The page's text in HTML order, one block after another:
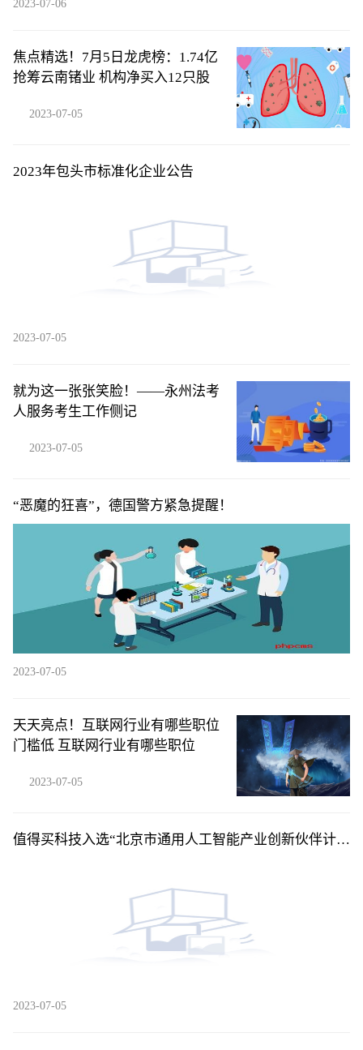
2023-07-06
焦点精选！7月5日龙虎榜：1.74亿
抢筹云南锗业 机构净买入12只股
2023-07-05
2023年包头市标准化企业公告
2023-07-05
就为这一张张笑脸！——永州法考
人服务考生工作侧记
2023-07-05
“恶魔的狂喜”，德国警方紧急提醒！
2023-07-05
天天亮点！互联网行业有哪些职位
门槛低 互联网行业有哪些职位
2023-07-05
值得买科技入选“北京市通用人工智能产业创新伙伴计
2023-07-05